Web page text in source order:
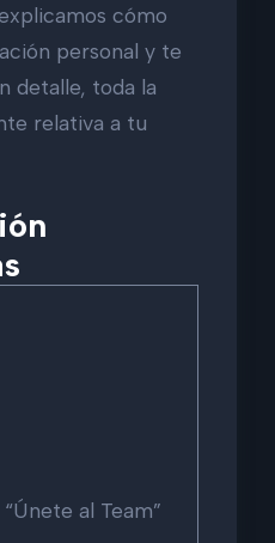
cómo
personal y te
detalle, toda la
relativa a tu
al Team”